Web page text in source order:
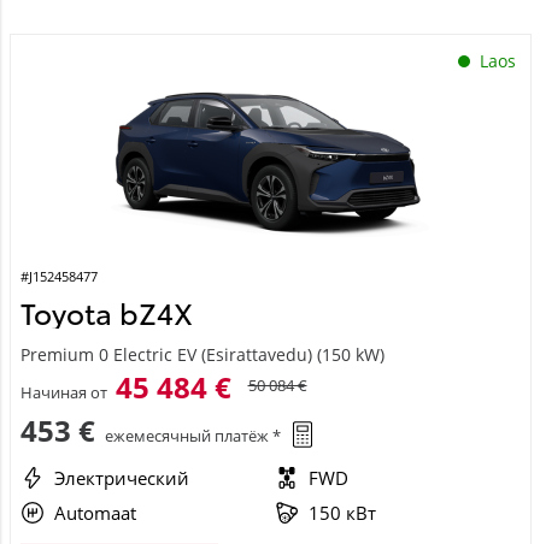
Laos
#J152458477
Toyota bZ4X
Premium 0 Electric EV (Esirattavedu) (150 kW)
Начиная от 45 484 € 50 084 €
453 € ежемесячный платёж *
Электрический
FWD
Automaat
150 кВт